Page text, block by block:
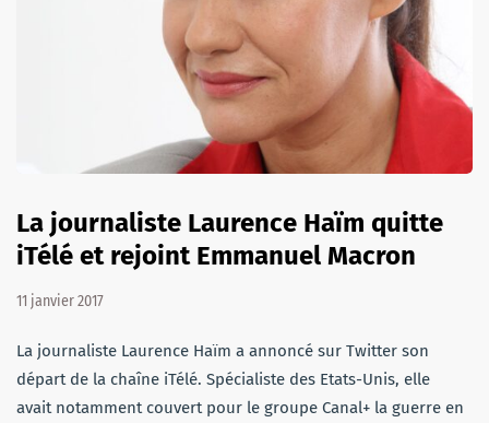
La journaliste Laurence Haïm quitte
iTélé et rejoint Emmanuel Macron
11 janvier 2017
La journaliste Laurence Haïm a annoncé sur Twitter son
départ de la chaîne iTélé. Spécialiste des Etats-Unis, elle
avait notamment couvert pour le groupe Canal+ la guerre en